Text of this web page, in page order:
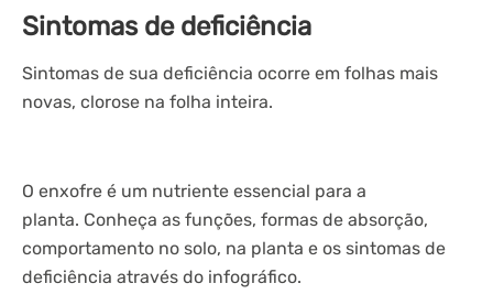
Sintomas de deficiência
Sintomas de sua deficiência ocorre em folhas mais
novas, clorose na folha inteira.
O enxofre é um nutriente essencial para a
planta. Conheça as funções, formas de absorção,
comportamento no solo, na planta e os sintomas de
deficiência através do infográfico.